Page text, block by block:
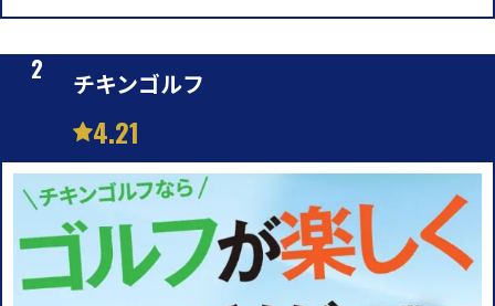
チキンゴルフ
4.21